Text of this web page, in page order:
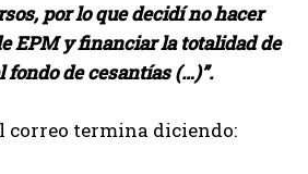
por lo que decidí no hacer
EPM y financiar la totalidad de
fondo de cesantías (…)”.
correo termina diciendo: